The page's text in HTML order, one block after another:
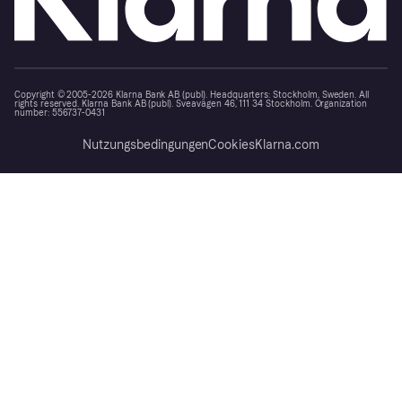
Copyright © 2005-2026 Klarna Bank AB (publ). Headquarters: Stockholm, Sweden. All
rights reserved. Klarna Bank AB (publ). Sveavägen 46, 111 34 Stockholm. Organization
number: 556737-0431
NutzungsbedingungenCookiesKlarna.com